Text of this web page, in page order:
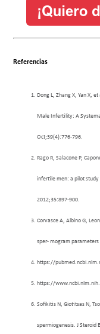
Referencias
Dong L, Zhang X, Yan X,
Male Infertility: A
Oct;39(4):776-796.
Rago R, Salacone P,
infertile men: a pilot
2012;35:897-900.
Corvasce A, Albino G,
sper- mogram
https://
https://
Sofikitis N, Giotitsas N,
spermiogenesis. J Steroid